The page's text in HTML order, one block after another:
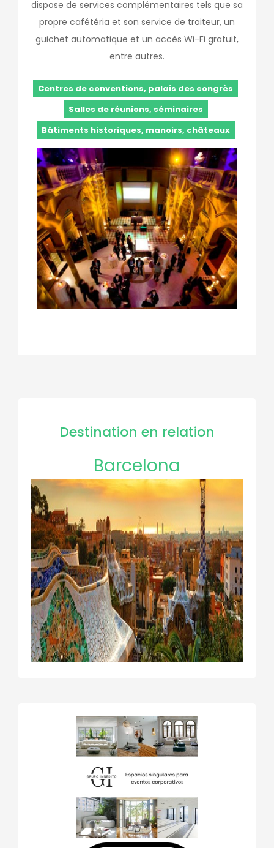
dispose de services complémentaires tels que sa
propre cafétéria et son service de traiteur, un
guichet automatique et un accès Wi-Fi gratuit,
entre autres.
Centres de conventions, palais des congrès
Salles de réunions, séminaires
Bâtiments historiques, manoirs, châteaux
Destination en relation
Barcelona